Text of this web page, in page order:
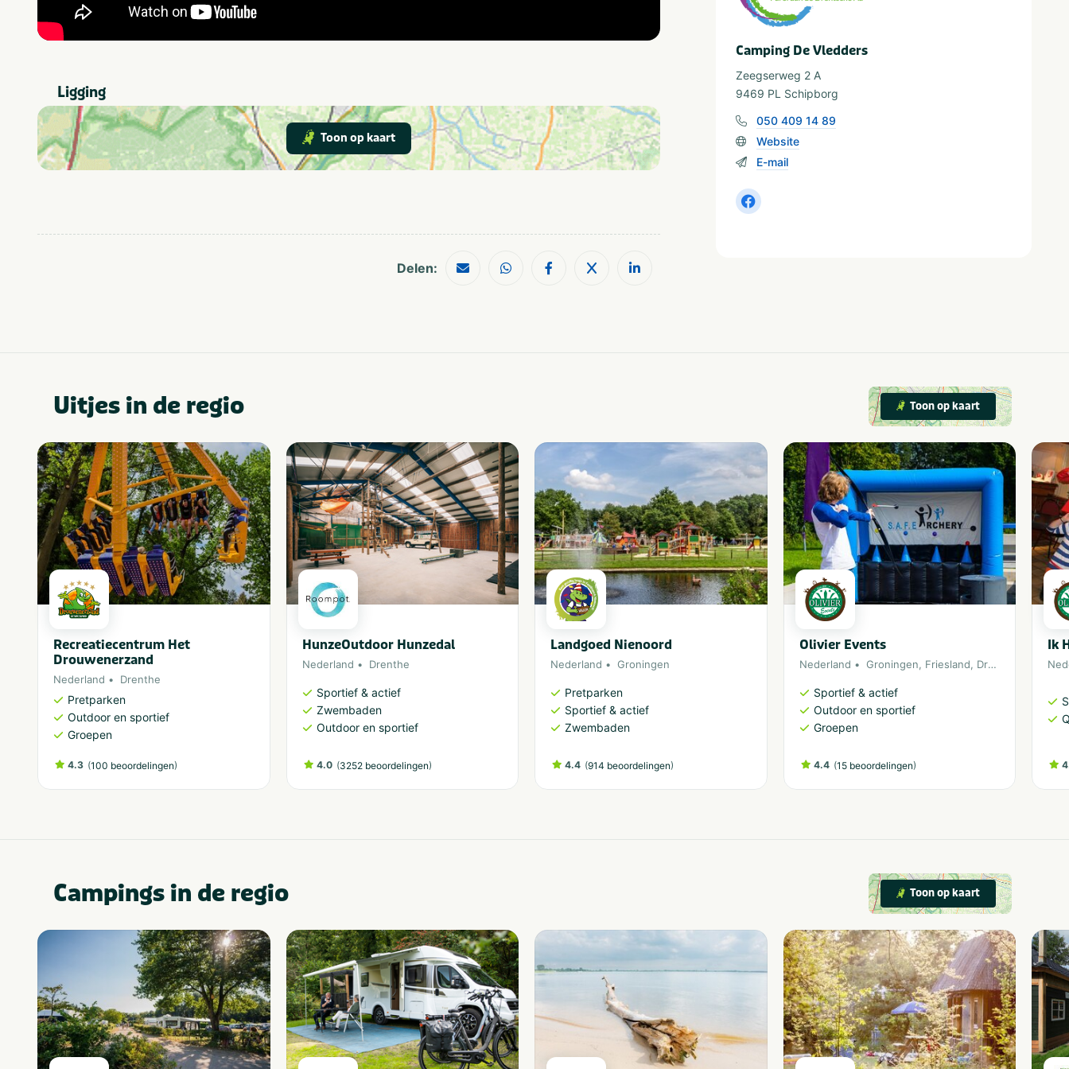
Ligging
Toon op kaart
Delen:
Camping De Vledders
Zeegserweg 2 A
9469 PL Schipborg
050 409 14 89
Website
E-mail
Uitjes in de regio Toon op kaart
Recreatiecentrum Het
Drouwenerzand
Nederland Drenthe
Pretparken
Outdoor en sportief
Groepen
4.3 (100 beoordelingen)
HunzeOutdoor Hunzedal
Nederland Drenthe
Sportief & actief
Zwembaden
Outdoor en sportief
4.0 (3252 beoordelingen)
Landgoed Nienoord
Nederland Groningen
Pretparken
Sportief & actief
Zwembaden
4.4 (914 beoordelingen)
Olivier Events
Nederland Groningen, Friesland, Drenthe
Sportief & actief
Outdoor en sportief
Groepen
4.4 (15 beoordelingen)
Ik
Campings in de regio Toon op kaart